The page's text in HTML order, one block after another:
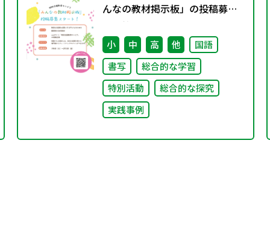
んなの教材掲示板」の投稿募集
を開始しました！
小 中 高 他
国語
書写
総合的な学習
特別活動
総合的な探究
実践事例